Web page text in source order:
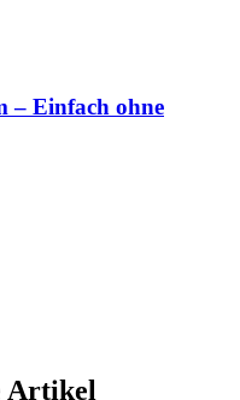
– Einfach ohne
Artikel